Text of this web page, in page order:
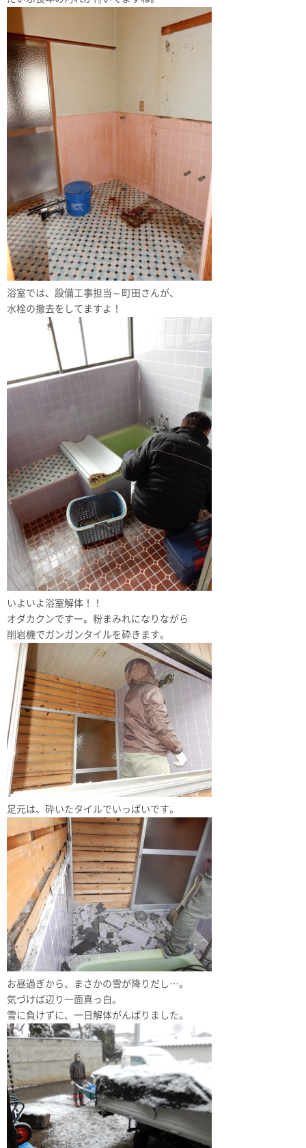
浴室では、設備工事担当～町田さんが、
水栓の撤去をしてますよ！
いよいよ浴室解体！！
オダカクンですー。粉まみれになりながら
削岩機でガンガンタイルを砕きます。
足元は、砕いたタイルでいっぱいです。
お昼過ぎから、まさかの雪が降りだし…。
気づけば辺り一面真っ白。
雪に負けずに、一日解体がんばりました。